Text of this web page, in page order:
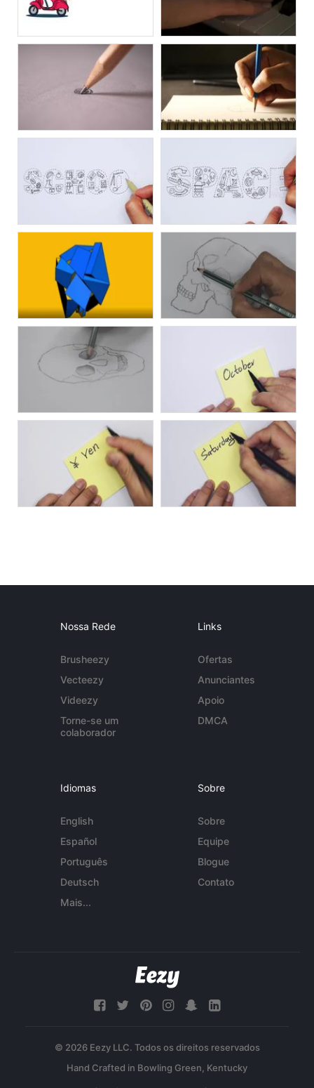
Nossa Rede
Brusheezy
Vecteezy
Videezy
Torne-se um
colaborador
Links
Ofertas
Anunciantes
Apoio
DMCA
Idiomas
English
Español
Português
Deutsch
Mais...
Sobre
Sobre
Equipe
Blogue
Contato
© 2026 Eezy LLC. Todos os direitos reservados